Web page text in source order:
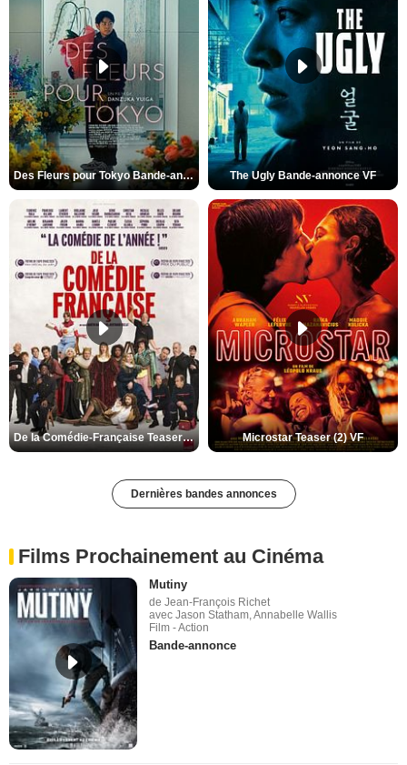
Des Fleurs pour Tokyo Bande-annonce VO STFR The Ugly Bande-annonce VF
De la Comédie-Française Teaser (3) VF Microstar Teaser (2) VF
Dernières bandes annonces
Films Prochainement au Cinéma
Mutiny
de Jean-François Richet
avec Jason Statham, Annabelle Wallis
Film - Action
Bande-annonce